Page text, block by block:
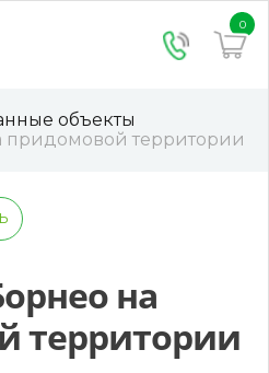
0
объекты
придомовой территории
на
территории